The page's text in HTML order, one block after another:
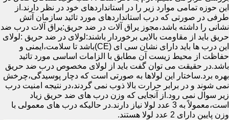
این حوزه تمامی موارد زیر را در استانداردهای خود در نظر دارند.از
طرفی در صورتی که درب استانداردهای مورد تائید سازمان آتش
نشانی را داشته باشد،مجوز یراق آلات در ضد حریق:یراق آلات درب ضد
حریق باید از مقاومت بالایی برخوردار باشند:لولای در ضد حریق :لولای
این درب ها باید دارای نشان سی ای (CE)باشد تا سلامت،ایمنی و
حفاظت از محیط زیست آن مطابق با الزامات اساسی مورد تائید
باشد.در حقیقت می توان گفت باید از لولای مخصوص درب ضد حریق
بهره برد.ساختار این لولاها به صورتی است که دچار پوسیدگی،چرخش
نمی شوند و در برابر حرارت بالا ذوب نمی گردند،در نتیجه امنیت درب
زیر سوال نمی رود.از آنجایی که وزن درب های ضد حریق زیاد
است،معمولاً به 3 عدد لولا نیاز دارند.در حالیکه درب های معمولی با
وزن پایین دارای 2 عدد لولا هستند.